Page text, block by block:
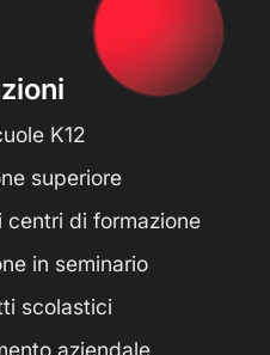
K12
superiore
centri di formazione
in seminario
scolastici